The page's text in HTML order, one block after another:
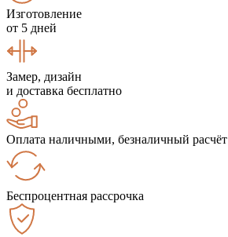
Изготовление
от 5 дней
Замер, дизайн
и доставка бесплатно
Оплата наличными, безналичный расчёт
Беспроцентная рассрочка